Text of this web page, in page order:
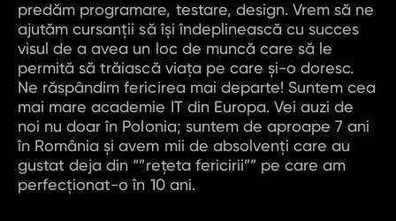
predăm programare, testare, design. Vrem să ne
ajutăm cursanţii să își îndeplinească cu succes
visul de a avea un loc de muncă care să le
permită să trăiască viața pe care şi-o doresc.
Ne răspândim fericirea mai departe! Suntem cea
mai mare academie IT din Europa. Vei auzi de
noi nu doar în Polonia; suntem de aproape 7 ani
în România și avem mii de absolvenți care au
gustat deja din “”rețeta fericirii”” pe care am
perfecționat-o în 10 ani.